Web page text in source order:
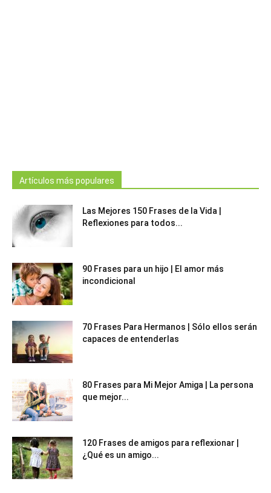
Artículos más populares
Las Mejores 150 Frases de la Vida |
Reflexiones para todos...
90 Frases para un hijo | El amor más
incondicional
70 Frases Para Hermanos | Sólo ellos serán
capaces de entenderlas
80 Frases para Mi Mejor Amiga | La persona
que mejor...
120 Frases de amigos para reflexionar |
¿Qué es un amigo...